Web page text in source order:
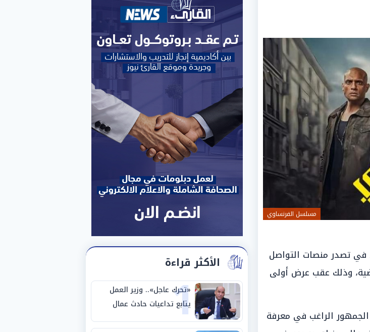
مسلسل الفرنساوي
تصدر منصات التواصل
وذلك عقب عرض أولى
الراغب في معرفة
الأكثر قراءة
1
«تحرك عاجل».. وزير العمل
يتابع تداعيات حادث عمال
طريق بني سويف الصحراوي